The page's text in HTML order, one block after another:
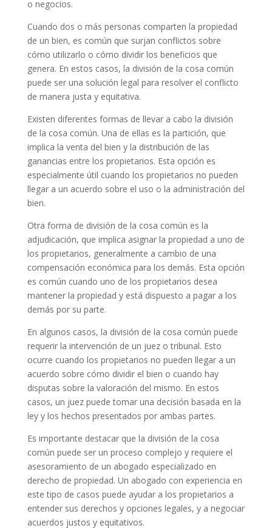
o negocios.
Cuando dos o más personas comparten la propiedad
de un bien, es común que surjan conflictos sobre
cómo utilizarlo o cómo dividir los beneficios que
genera. En estos casos, la división de la cosa común
puede ser una solución legal para resolver el conflicto
de manera justa y equitativa.
Existen diferentes formas de llevar a cabo la división
de la cosa común. Una de ellas es la partición, que
implica la venta del bien y la distribución de las
ganancias entre los propietarios. Esta opción es
especialmente útil cuando los propietarios no pueden
llegar a un acuerdo sobre el uso o la administración del
bien.
Otra forma de división de la cosa común es la
adjudicación, que implica asignar la propiedad a uno de
los propietarios, generalmente a cambio de una
compensación económica para los demás. Esta opción
es común cuando uno de los propietarios desea
mantener la propiedad y está dispuesto a pagar a los
demás por su parte.
En algunos casos, la división de la cosa común puede
requerir la intervención de un juez o tribunal. Esto
ocurre cuando los propietarios no pueden llegar a un
acuerdo sobre cómo dividir el bien o cuando hay
disputas sobre la valoración del mismo. En estos
casos, un juez puede tomar una decisión basada en la
ley y los hechos presentados por ambas partes.
Es importante destacar que la división de la cosa
común puede ser un proceso complejo y requiere el
asesoramiento de un abogado especializado en
derecho de propiedad. Un abogado con experiencia en
este tipo de casos puede ayudar a los propietarios a
entender sus derechos y opciones legales, y a negociar
acuerdos justos y equitativos.